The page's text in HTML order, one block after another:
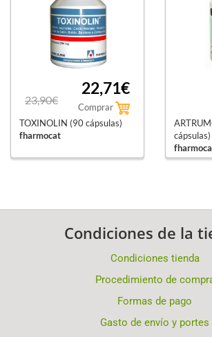
23,90€
22,71€
Comprar
TOXINOLIN (90 cápsulas)
fharmocat
cápsulas)
Condiciones de la
Condiciones tienda
Procedimiento de
Formas de pago
Gasto de envío y portes